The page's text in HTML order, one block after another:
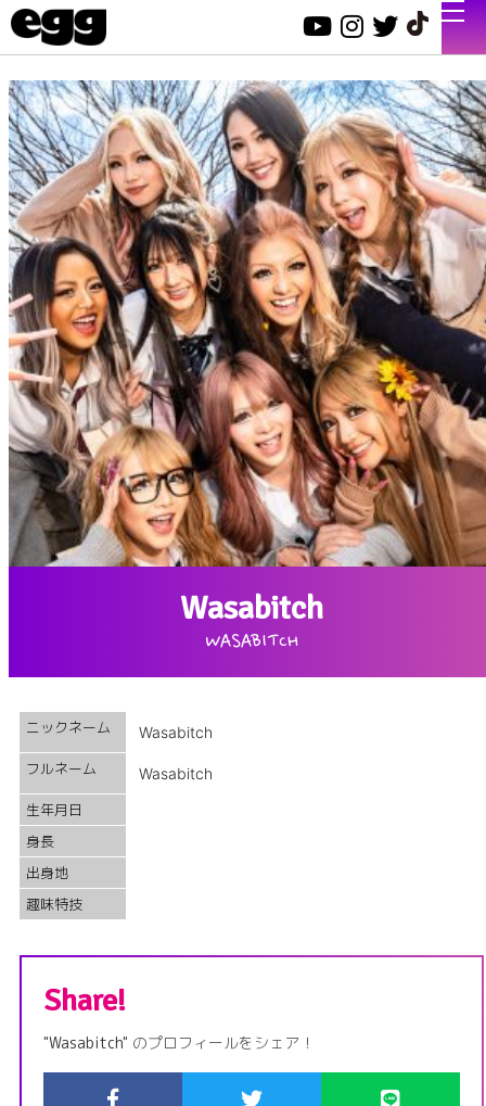
Wasabitch
WASABITCH
ニックネーム Wasabitch
フルネーム Wasabitch
生年月日
身長
出身地
趣味特技
Share!
"Wasabitch" のプロフィールをシェア！